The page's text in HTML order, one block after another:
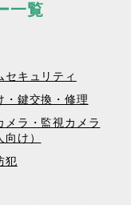
一覧
セキュリティ
・鍵交換・修理
メラ・監視カメラ
向け）
犯